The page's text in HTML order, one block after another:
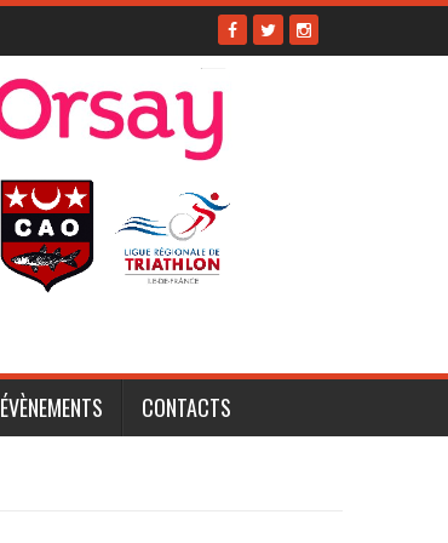
ÉVÈNEMENTS CONTACTS